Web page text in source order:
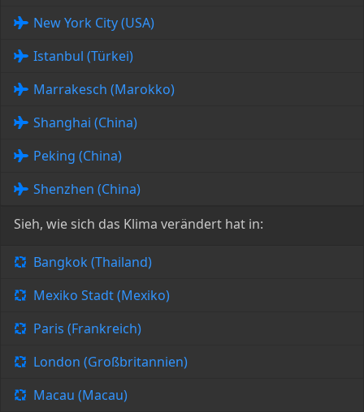
New York City (USA)
Istanbul (Türkei)
Marrakesch (Marokko)
Shanghai (China)
Peking (China)
Shenzhen (China)
Sieh, wie sich das Klima verändert hat in:
Bangkok (Thailand)
Mexiko Stadt (Mexiko)
Paris (Frankreich)
London (Großbritannien)
Macau (Macau)